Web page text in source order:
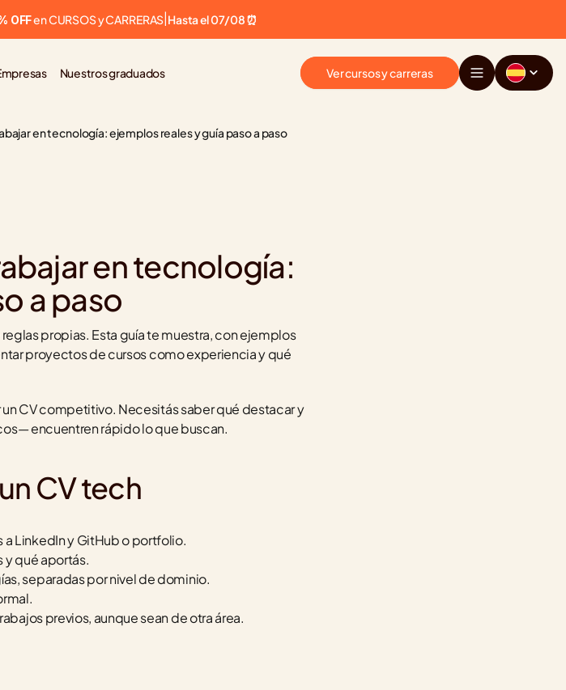
OFF en CURSOS y CARRERAS Hasta el 07/08 ⏰
Nuestros graduados Ver cursos y carreras
en tecnología: ejemplos reales y guía paso a paso
en tecnología:
a paso
propias. Esta guía te muestra, con ejemplos
proyectos de cursos como experiencia y qué
CV competitivo. Necesitás saber qué destacar y
encuentren rápido lo que buscan.
CV tech
LinkedIn y GitHub o portfolio.
y qué aportás.
separadas por nivel de dominio.
previos, aunque sean de otra área.